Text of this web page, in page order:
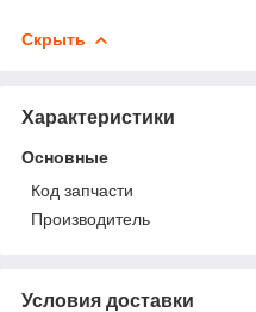
Скрыть
Характеристики
Основные
Код запчасти
Производитель
Условия доставки